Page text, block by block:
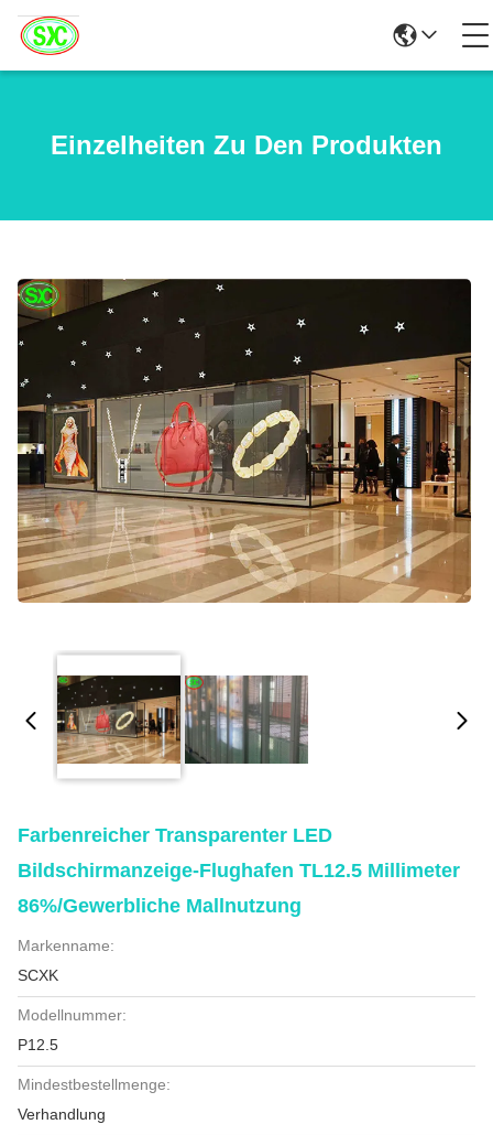
Einzelheiten Zu Den Produkten
Farbenreicher Transparenter LED
Bildschirmanzeige-Flughafen TL12.5 Millimeter
86%/gewerbliche Mallnutzung
Markenname:
SCXK
Modellnummer:
P12.5
Mindestbestellmenge:
Verhandlung